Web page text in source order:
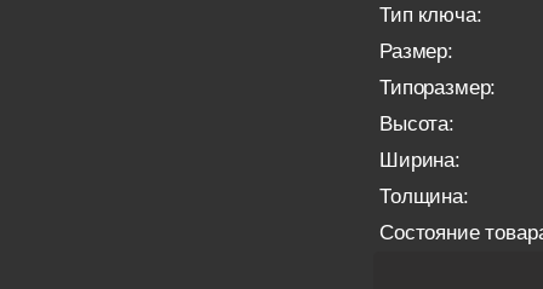
Тип ключа:
Размер:
Типоразмер:
Высота:
Ширина:
Толщина:
Состояние